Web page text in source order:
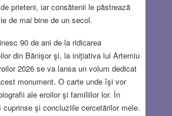
prieteni, iar consătenii le păstrează
de mai bine de un secol.
90 de ani de la ridicarea
din Bănişor şi, la iniţiativa lui Artemiu
2026 se va lansa un volum dedicat
monument. O carte unde îşi vor
ale eroilor şi familiilor lor. În
şi concluziile cercetărilor mele.